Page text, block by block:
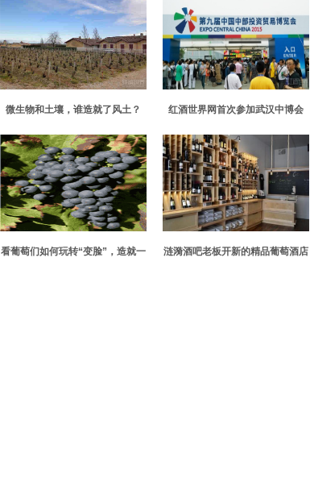
微生物和土壤，谁造就了风土？ 红酒世界网首次参加武汉中博会
看葡萄们如何玩转“变脸”，造就一
涟漪酒吧老板开新的精品葡萄酒店